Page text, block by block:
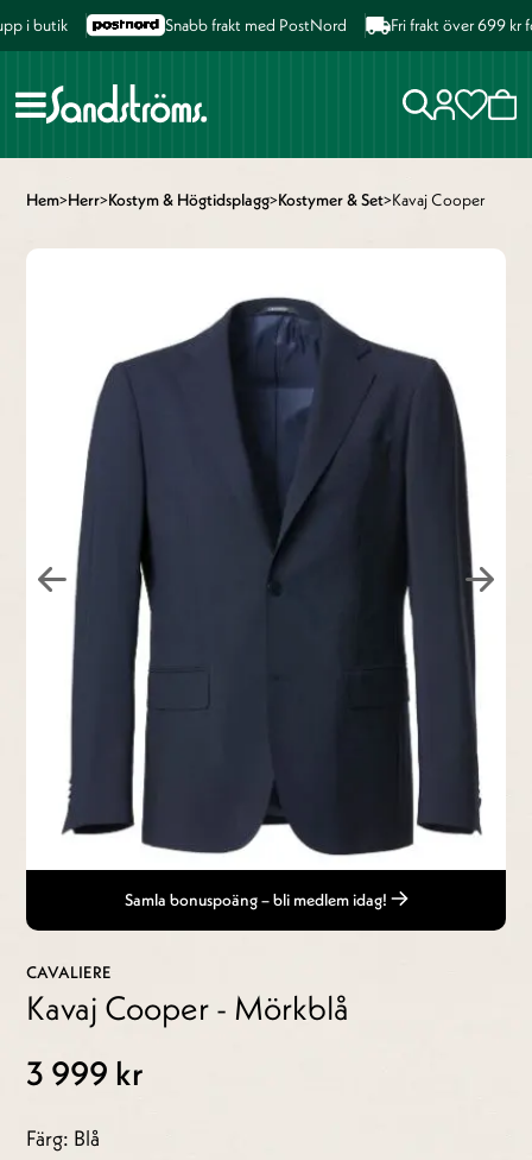
i butik Snabb frakt med PostNord Fri frakt över 699 kr för
Hem>Herr>Kostym & Högtidsplagg>Kostymer & Set>Kavaj Cooper
Samla bonuspoäng – bli medlem idag!
CAVALIERE
Kavaj Cooper - Mörkblå
3 999 kr
Färg: Blå